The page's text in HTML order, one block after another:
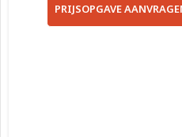
PRIJSOPGAVE